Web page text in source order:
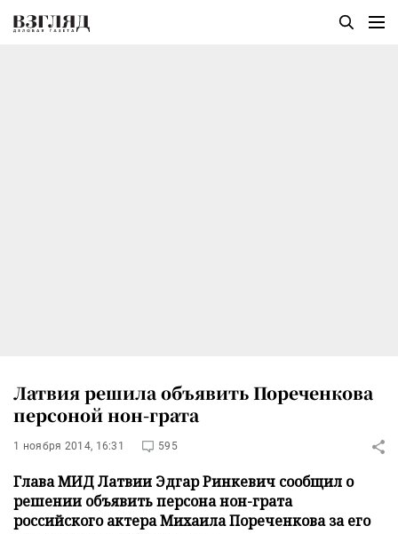
Латвия решила объявить Пореченкова
персоной нон-грата
1 ноября 2014, 16:31 595
Глава МИД Латвии Эдгар Ринкевич сообщил о
решении объявить персона нон-грата
российского актера Михаила Пореченкова за его